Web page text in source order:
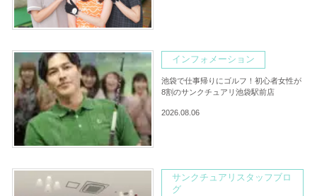
インフォメーション
池袋で仕事帰りにゴルフ！初心者女性が
8割のサンクチュアリ池袋駅前店
2026.08.06
サンクチュアリスタッフブロ
グ